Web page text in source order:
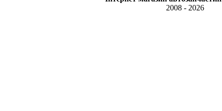
2008 - 2026